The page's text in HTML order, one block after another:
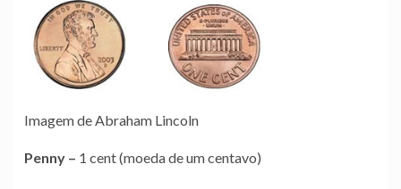
Imagem de Abraham Lincoln
Penny – 1 cent (moeda de um centavo)